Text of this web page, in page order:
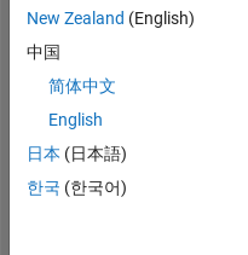
2
RANG
27
New Zealand (English)
中国
简体中文
English
日本 (日本語)
한국 (한국어)